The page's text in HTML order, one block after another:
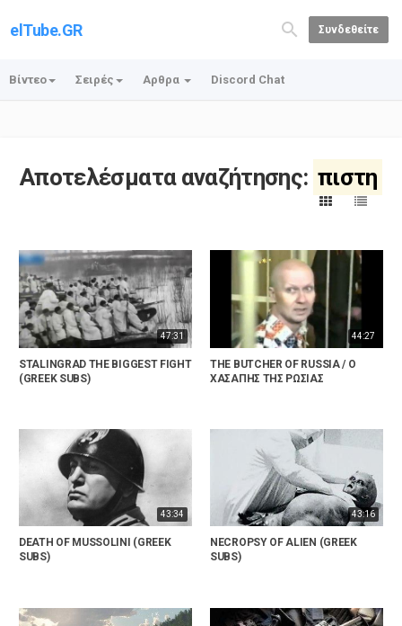
elTube.GR Συνδεθείτε
Βίντεο Σειρές Αρθρα Discord Chat
Αποτελέσματα αναζήτησης: πιστη
47:31
STALINGRAD THE BIGGEST FIGHT
(GREEK SUBS)
44:27
THE BUTCHER OF RUSSIA / Ο
ΧΑΣΑΠΗΣ ΤΗΣ ΡΩΣΙΑΣ
43:34
DEATH OF MUSSOLINI (GREEK
SUBS)
43:16
NECROPSY OF ALIEN (GREEK
SUBS)